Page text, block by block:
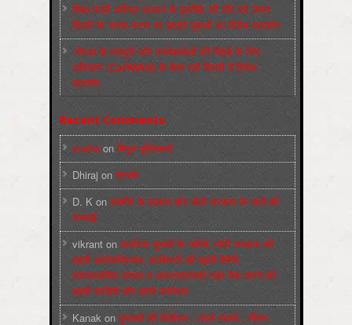
शिक्षा मंत्री धर्मेन्द्र प्रधान के इस्तीफ़े की माँग को लेकर
दिल्ली के जन्तर-मन्तर पर छात्रों-युवाओं का विरोध प्रदर्शन
‘नोएडा के मज़दूरों और कार्यकर्ताओं की रिहाई के लिए
अभियान’ (CaRWAN) के बैनर तले दिल्ली में विरोध
प्रदर्शन
Recent Comments
sneha on बिगुल पुस्तिकाएँ
Dhiraj on सम्पर्क
D. K on कश्मीर के हालात और मोदी सरकार के दावों की
सच्चाई
vikrant onकर्नाटक चुनावों के नतीजे, मोदी सरकार की
बढ़ती अलोकप्रियता, फ़ासिस्टों की बढ़ती बेचैनी,
साम्प्रदायिक उन्माद व अन्धराष्ट्रवादी लहर पैदा करने की
बढ़ती साज़िशें और हमारे कार्यभार
Kanak onपुस्‍तकों की पीडीएफ : कार्ल मार्क्‍स : जीवन